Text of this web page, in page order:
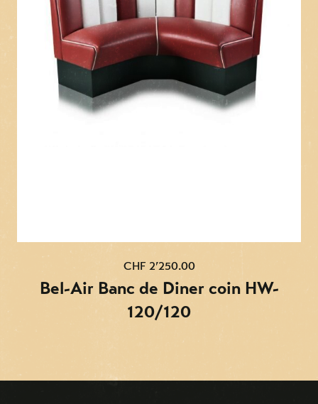
CHF 2’250.00
Bel-Air Banc de Diner coin HW-
120/120